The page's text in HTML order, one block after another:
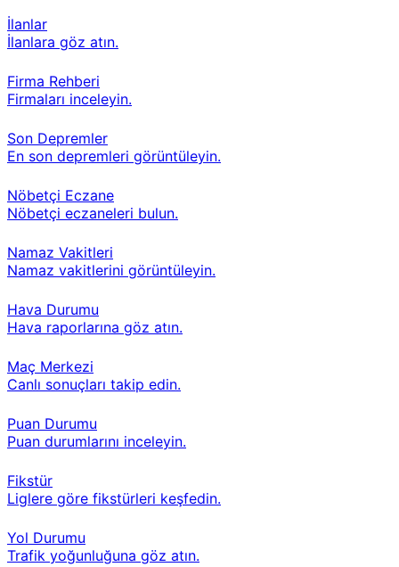
İlanlar
İlanlara göz atın.
Firma Rehberi
Firmaları inceleyin.
Son Depremler
En son depremleri görüntüleyin.
Nöbetçi Eczane
Nöbetçi eczaneleri bulun.
Namaz Vakitleri
Namaz vakitlerini görüntüleyin.
Hava Durumu
Hava raporlarına göz atın.
Maç Merkezi
Canlı sonuçları takip edin.
Puan Durumu
Puan durumlarını inceleyin.
Fikstür
Liglere göre fikstürleri keşfedin.
Yol Durumu
Trafik yoğunluğuna göz atın.